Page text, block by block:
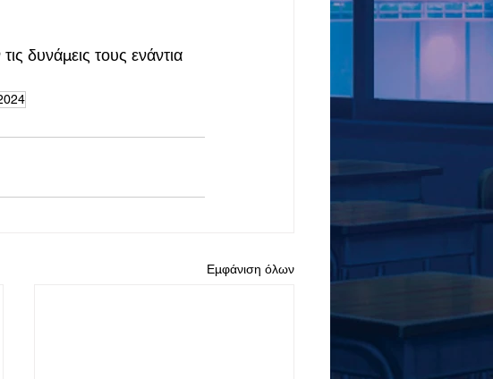
δυνάμεις τους ενάντια
Εμφάνιση όλων